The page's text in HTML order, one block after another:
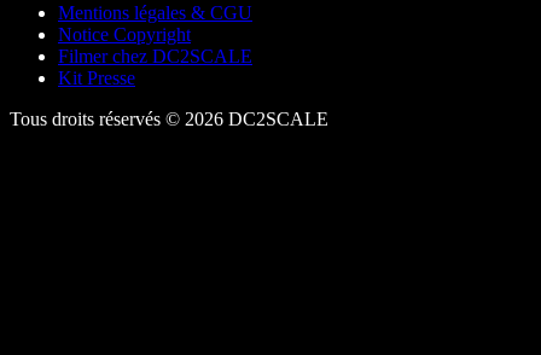
Mentions légales & CGU
Notice Copyright
Filmer chez DC2SCALE
Kit Presse
Tous droits réservés © 2026 DC2SCALE